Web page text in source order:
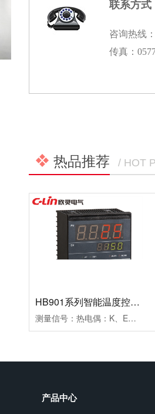
联系方式
咨询热线
传真：
热品推荐 / HOT
HB901系列智能温度控制仪
测量信号：热电偶：K、E、J；热电阻：Pt100、Cu50控制方式：二位式继电器通断控制PID调节继电器通断控制；PID调节驱动SSR电压控制报警方式：一组报警继电器触点输出二组报警继电器触点输出工作电源：AC100~240V外形尺寸：96×96×78mm开孔尺寸：92×92mm附加功能：通讯功能、变送功能典型应用：用于挤塑机、回流焊机、鞋机等控温场合备注：多种传感器输入用户任意设定
产品中心